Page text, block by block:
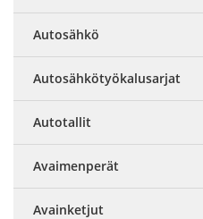
Autosähkö
Autosähkötyökalusarjat
Autotallit
Avaimenperät
Avainketjut